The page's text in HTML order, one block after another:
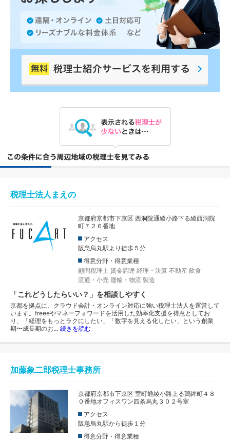
税理士法人まえの
京都府京都市下京区 西洞院通綾小路下る綾西洞院
町７２６番地
アクセス
阪急烏丸駅より徒歩５分
得意分野・得意業種
顧問税理士 資金調達 経理・決算 不動産 飲食
流通・小売 運輸・物流 製造
「これどうしたらいい？」を相談しやすく
京都を拠点に、クラウド会計・オンライン対応に強い税理士法人を運営して
います。freeeやマネーフォワードを活用した効率化支援を得意としてお
り、「経理をもっとラクにしたい」「数字を見える化したい」という創業
期〜成長期のお… 続きを読む
加藤象二郎税理士事務所
京都府京都市下京区 室町通綾小路上る鶏鉾町４８
０番地オフィスワン四条烏丸３０２号室
アクセス
阪急烏丸駅から徒歩１分
得意分野・得意業種